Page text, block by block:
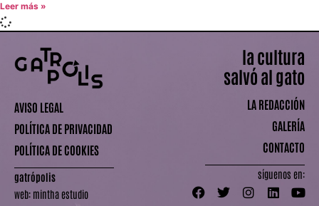
Leer más »
AVISO LEGAL
POLÍTICA DE PRIVACIDAD
POLÍTICA DE COOKIES
gatrópolis
web: mintha estudio
la cultura
salvó al gato
LA REDACCIÓN
GALERÍA
CONTACTO
síguenos en: